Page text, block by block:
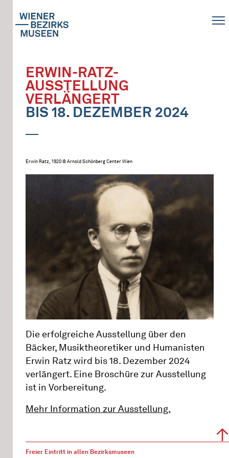
ERWIN-RATZ-
AUSSTELLUNG
VERLÄNGERT
BIS 18. DEZEMBER 2024
Erwin Ratz, 1920 © Arnold Schönberg Center Wien
Die erfolgreiche Ausstellung über den
Bäcker, Musiktheoretiker und Humanisten
Erwin Ratz wird bis 18. Dezember 2024
verlängert. Eine Broschüre zur Ausstellung
ist in Vorbereitung.
Mehr Information zur Ausstellung.
Freier Eintritt in allen Bezirksmuseen